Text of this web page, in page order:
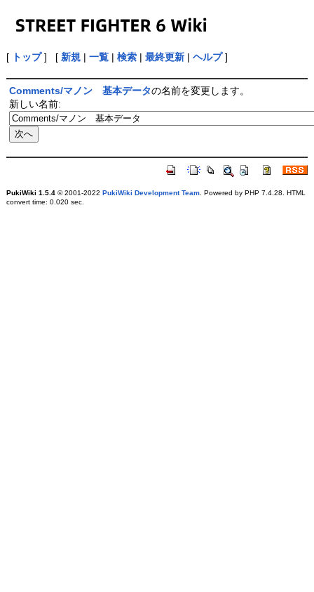
[ トップ] [ 新規| 一覧| 検索| 最終更新| ヘルプ]
Comments/マノン 基本データの名前を変更します。
新しい名前:
PukiWiki 1.5.4© 2001-2022 PukiWiki Development Team. Powered by PHP 7.4.28. HTML
convert time: 0.020 sec.